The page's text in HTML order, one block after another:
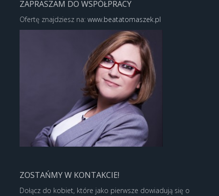
ZAPRASZAM DO WSPÓŁPRACY
Ofertę znajdziesz na: www.beatatomaszek.pl
ZOSTAŃMY W KONTAKCIE!
Dołącz do kobiet, które jako pierwsze dowiadują się o